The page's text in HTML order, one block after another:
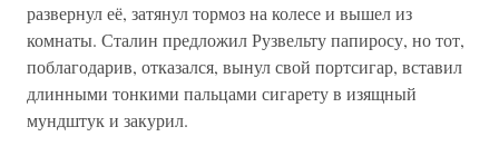
развернул её, затянул тормоз на колесе и вышел из
комнаты. Сталин предложил Рузвельту папиросу, но тот,
поблагодарив, отказался, вынул свой портсигар, вставил
длинными тонкими пальцами сигарету в изящный
мундштук и закурил.